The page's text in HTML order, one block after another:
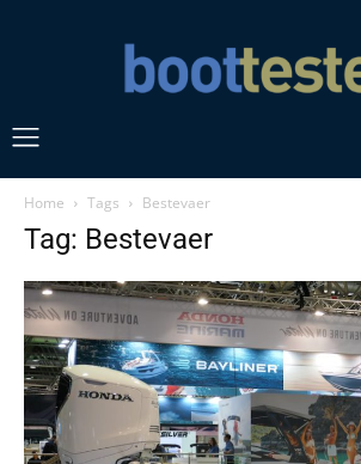
Home Tags Bestevaer
Tag: Bestevaer